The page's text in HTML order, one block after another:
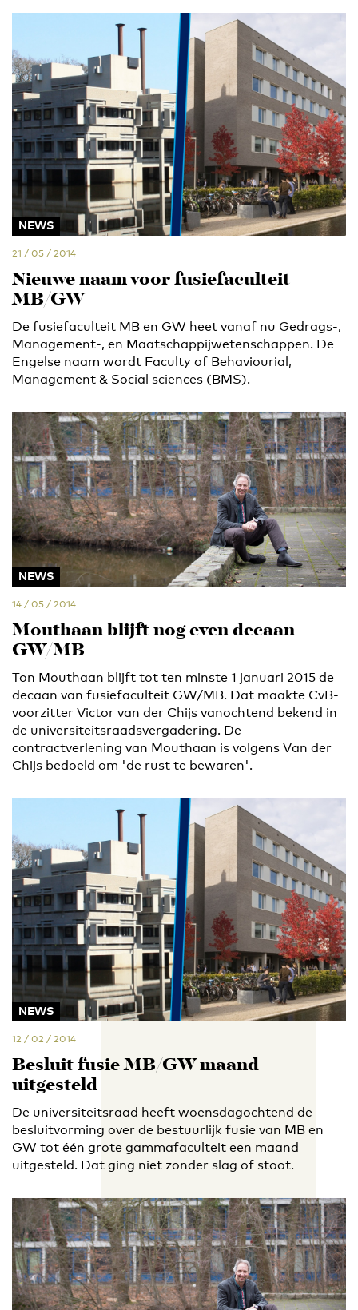
NEWS
21 / 05 / 2014
Nieuwe naam voor fusiefaculteit
MB/GW
De fusiefaculteit MB en GW heet vanaf nu Gedrags-,
Management-, en Maatschappijwetenschappen. De
Engelse naam wordt Faculty of Behaviourial,
Management & Social sciences (BMS).
NEWS
14 / 05 / 2014
Mouthaan blijft nog even decaan
GW/MB
Ton Mouthaan blijft tot ten minste 1 januari 2015 de
decaan van fusiefaculteit GW/MB. Dat maakte CvB-
voorzitter Victor van der Chijs vanochtend bekend in
de universiteitsraadsvergadering. De
contractverlening van Mouthaan is volgens Van der
Chijs bedoeld om 'de rust te bewaren'.
NEWS
12 / 02 / 2014
Besluit fusie MB/GW maand
uitgesteld
De universiteitsraad heeft woensdagochtend de
besluitvorming over de bestuurlijk fusie van MB en
GW tot één grote gammafaculteit een maand
uitgesteld. Dat ging niet zonder slag of stoot.